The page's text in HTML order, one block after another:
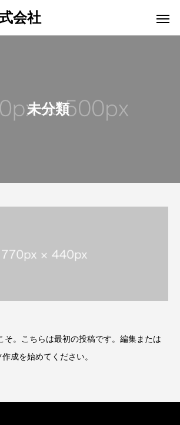
会社
未分類
そ。こちらは最初の投稿です。編集または
成を始めてください。